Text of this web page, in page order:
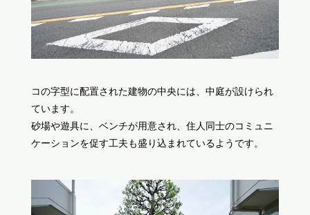
コの字型に配置された建物の中央には、中庭が設けられ
ています。
砂場や遊具に、ベンチが用意され、住人同士のコミュニ
ケーションを促す工夫も盛り込まれているようです。